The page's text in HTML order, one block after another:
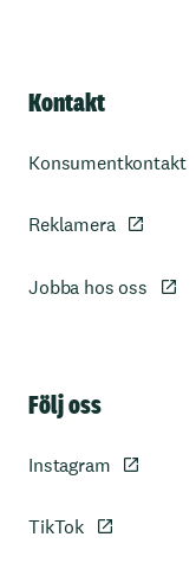
Kontakt
Konsumentkontakt
Reklamera
Jobba hos oss
Följ oss
Instagram
TikTok